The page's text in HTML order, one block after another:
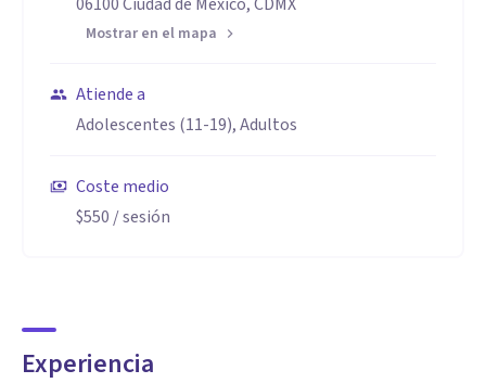
Mostrar en el mapa
Atiende a
Adolescentes (11-19), Adultos
Coste medio
$550 / sesión
Experiencia